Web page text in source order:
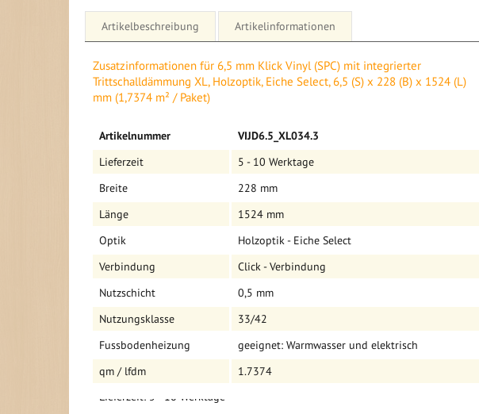
Artikelbeschreibung
Details für 6,5 mm Klick Vinyl (SPC) mit integrierter Trittschalldämmung XL,
Holzoptik, Eiche Select, 6,5 (S) x 228 (B) x 1524 (L) mm (1,7374 m² / Paket)
herkömmlichen Vinyl Fußböden. Die oberste Schicht besteht aus Vinyl. Die
mittlere Schicht allerdings besteht aus einem Steinmehl-Kunststoff-Gemisch SPC.
Diese Schicht hat besondere Eigenschaften. Es macht dem Boden besonders
- Art: SPC Vinyl
- Breite: 228 mm
- Produktstärke: 6,5 mm
- Nutzschicht: 0,5 mm
- Optik: Holzoptik - Eiche Select
- Beanspruchungsklasse: 33/42
- Verbindung: Klick-Verbindung / DropDown
- Fußbodenheizung: geeignet für Warmwasser und elektrisch
- Verpackungseinheit: 5 Dielen pro Paket = 1,7374 m² pro Paket
- Lieferzeit: 5 - 10 Werktage
Artikelinformationen
Zusatzinformationen für 6,5 mm Klick Vinyl (SPC) mit integrierter
Trittschalldämmung XL, Holzoptik, Eiche Select, 6,5 (S) x 228 (B) x 1524 (L)
mm (1,7374 m² / Paket)
Mehr
Informationen
Artikelnummer
VIJD6.5_XL034.3
Lieferzeit
5 - 10 Werktage
Breite
228 mm
Länge
1524 mm
Optik
Holzoptik - Eiche Select
Verbindung
Click - Verbindung
Nutzschicht
0,5 mm
Nutzungsklasse
33/42
Fussbodenheizung
geeignet: Warmwasser und elektrisch
qm / lfdm
1.7374